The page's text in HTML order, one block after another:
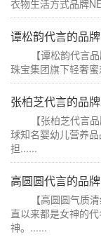
衣物生活方式品牌
谭松韵代言的品
【谭松韵代言
珠宝集团旗下轻奢
张柏芝代言的品
【张柏芝代言
球知名婴幼儿营养
担......
高圆圆代言的品
【高圆圆气质
直以来都是女神的
神。......